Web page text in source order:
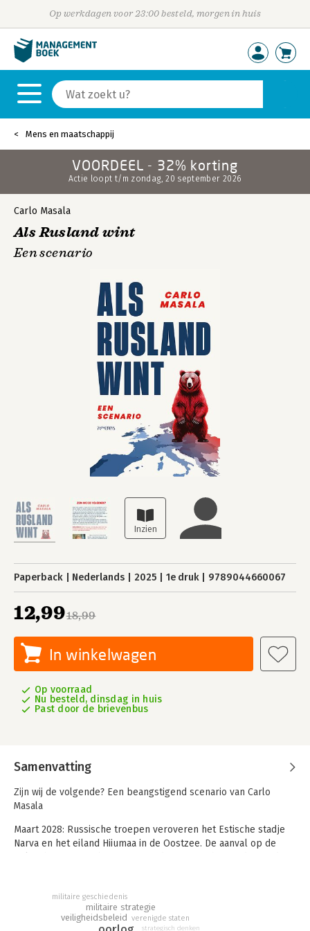
Op werkdagen voor 23:00 besteld, morgen in huis
Mens en maatschappij
VOORDEEL - 32% korting
Actie loopt t/m zondag, 20 september 2026
Carlo Masala
Als Rusland wint
Een scenario
Paperback Nederlands 2025 1e druk 9789044660067
18,99
12,99
In winkelwagen
Op voorraad
Nu besteld, dinsdag in huis
Past door de brievenbus
Samenvatting
Zijn wij de volgende? Een beangstigend scenario van Carlo
Masala
Maart 2028: Russische troepen veroveren het Estische stadje
Narva en het eiland Hiiumaa in de Oostzee. De aanval op de
gebruikt de inval van Estland als test.Hoe zal de NAVO
reageren? Geldt Artikel 5 nog? En bestaat er een risico op een
veiligheidsbeleid
militaire strategie
verenigde staten
strategisch denken
militaire geschiedenis